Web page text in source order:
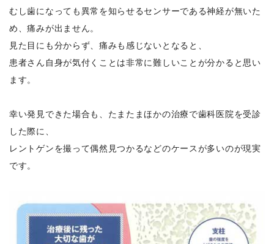
むし歯になっても異常を知らせるセンサーである神経が無いた
め、痛みが出ません。
見た目にも分からず、痛みも感じないとなると、
患者さん自身が気付くことは非常に難しいことが分かると思い
ます。
幸い発見できた場合も、たまたまほかの治療で歯科医院を受診
した際に、
レントゲンを撮って偶然見つかるなどのケースが多いのが現実
です。